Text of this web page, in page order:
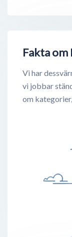
Fakta om
Vi har
vi jobbar
om